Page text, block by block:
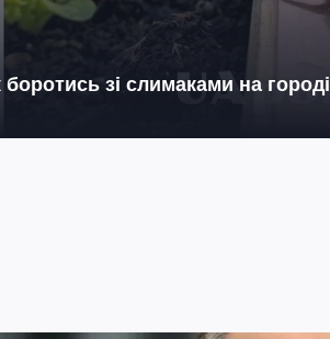
зі слимаками на городі